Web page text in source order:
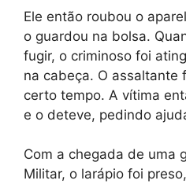
Ele então roubou o
o guardou na bolsa.
fugir, o criminoso foi
na cabeça. O assaltante
certo tempo. A vítima
e o deteve, pedindo
Com a chegada de uma
Militar, o larápio foi